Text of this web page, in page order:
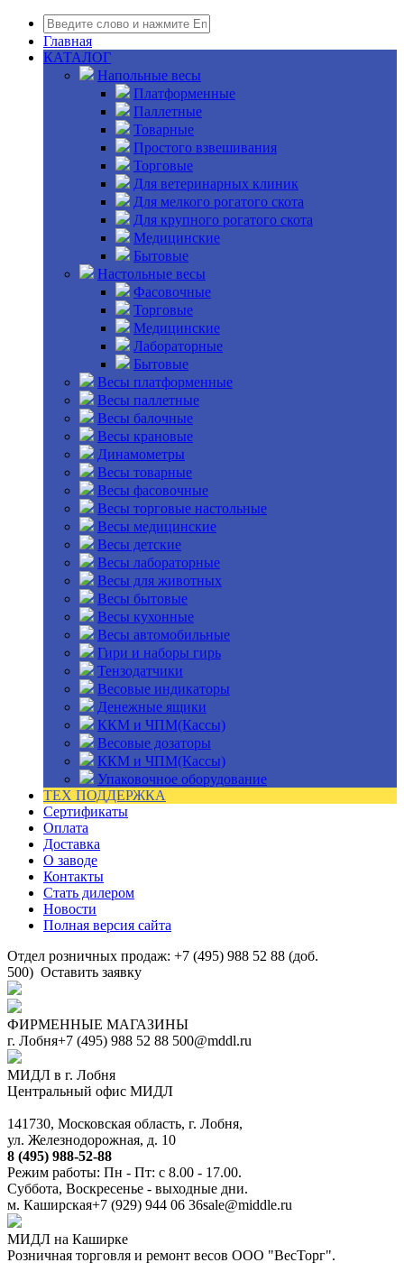
Главная
КАТАЛОГ
Напольные весы
Платформенные
Паллетные
Товарные
Простого взвешивания
Торговые
Для ветеринарных клиник
Для мелкого рогатого скота
Для крупного рогатого скота
Медицинские
Бытовые
Настольные весы
Фасовочные
Торговые
Медицинские
Лабораторные
Бытовые
Весы платформенные
Весы паллетные
Весы балочные
Весы крановые
Динамометры
Весы товарные
Весы фасовочные
Весы торговые настольные
Весы медицинские
Весы детские
Весы лабораторные
Весы для животных
Весы бытовые
Весы кухонные
Весы автомобильные
Гири и наборы гирь
Тензодатчики
Весовые индикаторы
Денежные ящики
ККМ и ЧПМ(Кассы)
Весовые дозаторы
ККМ и ЧПМ(Кассы)
Упаковочное оборудование
ТЕХ ПОДДЕРЖКА
Сертификаты
Оплата
Доставка
О заводе
Контакты
Стать дилером
Новости
Полная версия сайта
Отдел розничных продаж: +7 (495) 988 52 88 (доб.
500) Оставить заявку
ФИРМЕННЫЕ МАГАЗИНЫ
г. Лобня+7 (495) 988 52 88 500@mddl.ru
МИДЛ в г. Лобня
Центральный офис МИДЛ
141730, Московская область, г. Лобня,
ул. Железнодорожная, д. 10
8 (495) 988-52-88
Режим работы: Пн - Пт: с 8.00 - 17.00.
Суббота, Воскресенье - выходные дни.
м. Каширская+7 (929) 944 06 36sale@middle.ru
МИДЛ на Каширке
Розничная торговля и ремонт весов ООО "ВесТорг".